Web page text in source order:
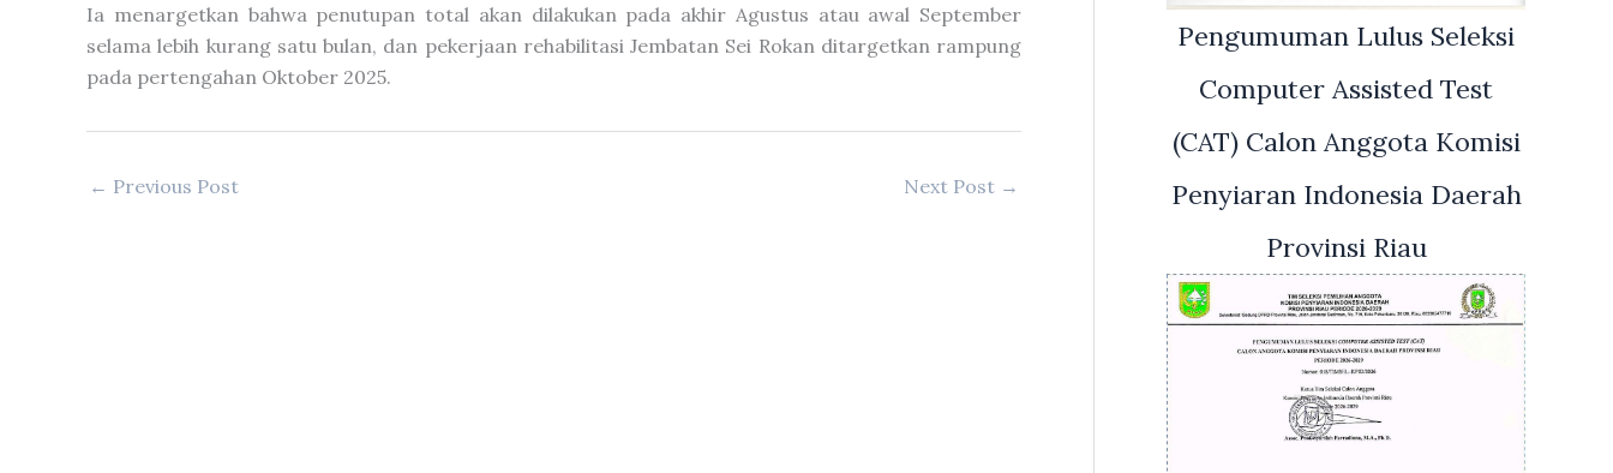
Ia menargetkan bahwa penutupan total akan dilakukan pada akhir Agustus atau awal September
selama lebih kurang satu bulan, dan pekerjaan rehabilitasi Jembatan Sei Rokan ditargetkan rampung
pada pertengahan Oktober 2025.
← Previous Post Next Post →
Pengumuman Lulus Seleksi
Computer Assisted Test
(CAT) Calon Anggota Komisi
Penyiaran Indonesia Daerah
Provinsi Riau